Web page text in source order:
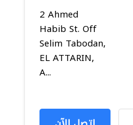
2 Ahmed
Habib St. Off
Selim Tabodan,
EL ATTARIN,
A...